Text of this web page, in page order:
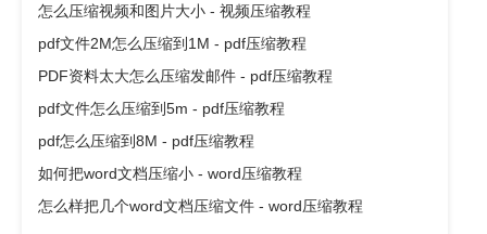
怎么压缩视频和图片大小 - 视频压缩教程
pdf文件2M怎么压缩到1M - pdf压缩教程
PDF资料太大怎么压缩发邮件 - pdf压缩教程
pdf文件怎么压缩到5m - pdf压缩教程
pdf怎么压缩到8M - pdf压缩教程
如何把word文档压缩小 - word压缩教程
怎么样把几个word文档压缩文件 - word压缩教程